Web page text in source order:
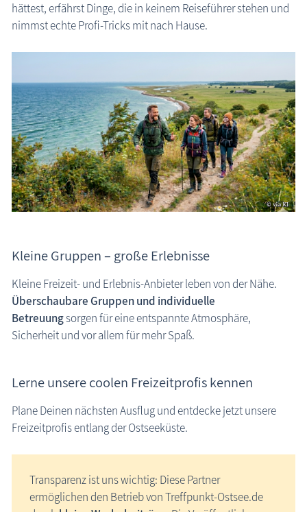
hättest, erfährst Dinge, die in keinem Reiseführer stehen und
nimmst echte Profi-Tricks mit nach Hause.
Kleine Gruppen – große Erlebnisse
Kleine Freizeit- und Erlebnis-Anbieter leben von der Nähe.
Überschaubare Gruppen und individuelle
Betreuungsorgen für eine entspannte Atmosphäre,
Sicherheit und vor allem für mehr Spaß.
Lerne unsere coolen Freizeitprofis kennen
Plane Deinen nächsten Ausflug und entdecke jetzt unsere
Freizeitprofis entlang der Ostseeküste.
Transparenz ist uns wichtig: Diese Partner
ermöglichen den Betrieb von Treffpunkt-Ostsee.de